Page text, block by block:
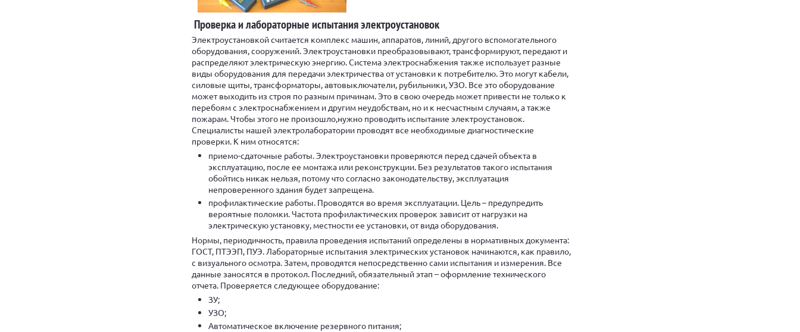
Проверка и лабораторные испытания электроустановок
Электроустановкой считается комплекс машин, аппаратов, линий, другого вспомогательного
оборудования, сооружений. Электроустановки преобразовывают, трансформируют, передают и
распределяют электрическую энергию. Система электроснабжения также использует разные
виды оборудования для передачи электричества от установки к потребителю. Это могут кабели,
силовые щиты, трансформаторы, автовыключатели, рубильники, УЗО. Все это оборудование
может выходить из строя по разным причинам. Это в свою очередь может привести не только к
перебоям с электроснабжением и другим неудобствам, но и к несчастным случаям, а также
пожарам. Чтобы этого не произошло,нужно проводить испытание электроустановок.
Специалисты нашей электролаборатории проводят все необходимые диагностические
проверки. К ним относятся:
приемо-сдаточные работы. Электроустановки проверяются перед сдачей объекта в
эксплуатацию, после ее монтажа или реконструкции. Без результатов такого испытания
обойтись никак нельзя, потому что согласно законодательству, эксплуатация
непроверенного здания будет запрещена.
профилактические работы. Проводятся во время эксплуатации. Цель – предупредить
вероятные поломки. Частота профилактических проверок зависит от нагрузки на
электрическую установку, местности ее установки, от вида оборудования.
Нормы, периодичность, правила проведения испытаний определены в нормативных документа:
ГОСТ, ПТЭЭП, ПУЭ. Лабораторные испытания электрических установок начинаются, как правило,
с визуального осмотра. Затем, проводятся непосредственно сами испытания и измерения. Все
данные заносятся в протокол. Последний, обязательный этап – оформление технического
отчета. Проверяется следующее оборудование:
ЗУ;
УЗО;
Автоматическое включение резервного питания;